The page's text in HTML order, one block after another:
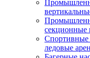
секционные
Спортивные
ледовые